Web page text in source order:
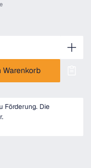
Warenkorb
Förderung. Die